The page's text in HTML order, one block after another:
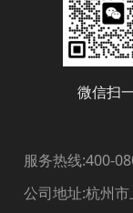
微信扫
服务热线:400-
公司地址:杭州